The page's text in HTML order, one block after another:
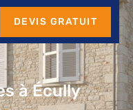
DEVIS GRATUIT
à Écully